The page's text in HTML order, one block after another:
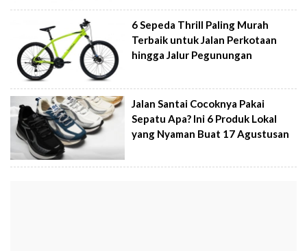
6 Sepeda Thrill Paling Murah
Terbaik untuk Jalan Perkotaan
hingga Jalur Pegunungan
Jalan Santai Cocoknya Pakai
Sepatu Apa? Ini 6 Produk Lokal
yang Nyaman Buat 17 Agustusan